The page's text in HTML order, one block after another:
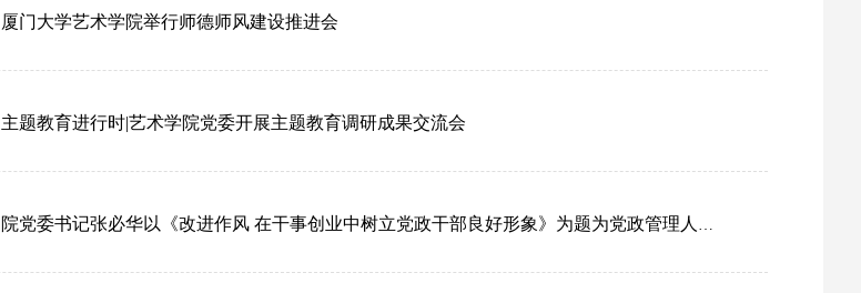
厦门大学艺术学院举行师德师风建设推进会
主题教育进行时|艺术学院党委开展主题教育调研成果交流会
院党委书记张必华以《改进作风 在干事创业中树立党政干部良好形象》为题为党政管理人员讲主题教育专题党课